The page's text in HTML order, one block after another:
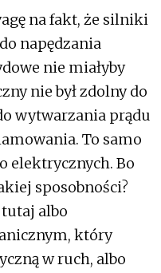
na fakt, że silniki
napędzania
nie miałyby
nie był zdolny do
wytwarzania prądu
To samo
elektrycznych. Bo
sposobności?
albo
który
w ruch, albo